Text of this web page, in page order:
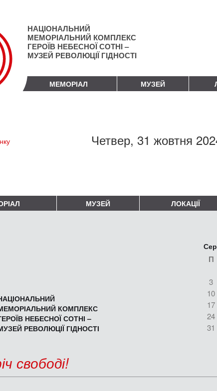
НАЦІОНАЛЬНИЙ
МЕМОРІАЛЬНИЙ КОМПЛЕКС
ГЕРОЇВ НЕБЕСНОЇ СОТНІ –
МУЗЕЙ РЕВОЛЮЦІЇ ГІДНОСТІ
МЕМОРІАЛ МУЗЕЙ
Четвер, 31 жовтня
МУЗЕЙ ЛОКАЦІЇ
КОМПЛЕКС
НЕБЕСНОЇ СОТНІ –
РЕВОЛЮЦІЇ ГІДНОСТІ
П
3
10
17
24
31
свободі!